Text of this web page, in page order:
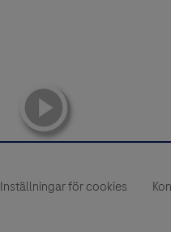
playicon
Inställningar för cookies